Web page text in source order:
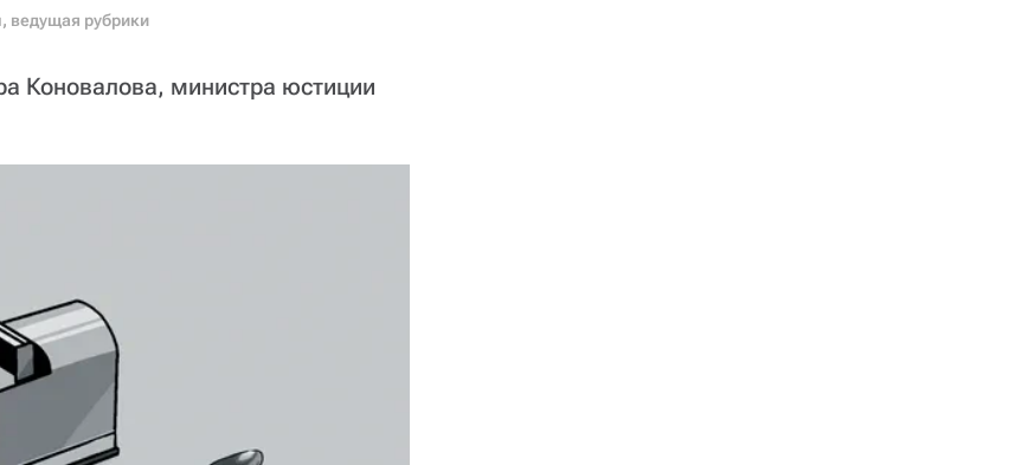
ведущая рубрики
Коновалова, министра юстиции